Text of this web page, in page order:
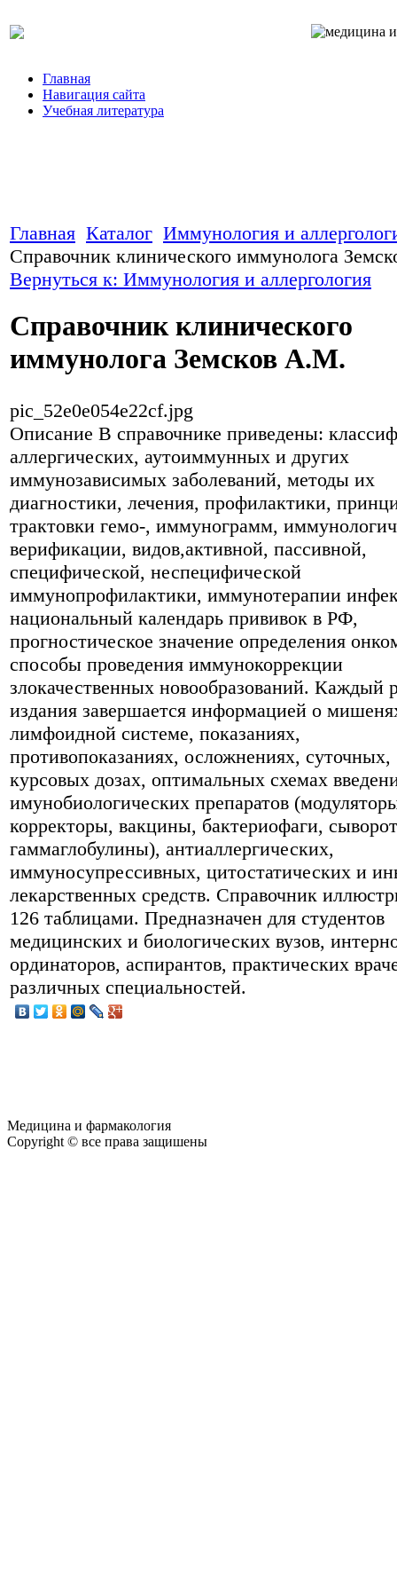
Главная
Навигация сайта
Учебная литература
Главная Каталог Иммунология и
Справочник клинического иммунолога
Вернуться к: Иммунология и аллергология
Справочник клинического
иммунолога Земсков А.М.
pic_52e0e054e22cf.jpg
Описание В справочнике приведены:
аллергических, аутоиммунных и других
иммунозависимых заболеваний, методы их
диагностики, лечения, профилактики,
трактовки гемо-, иммунограмм,
верификации, видов,активной, пассивной,
специфической, неспецифической
иммунопрофилактики, иммунотерапии
национальный календарь прививок в РФ,
прогностическое значение определения
способы проведения иммунокоррекции
злокачественных новообразований. Каждый
издания завершается информацией о
лимфоидной системе, показаниях,
противопоказаниях, осложнениях, суточных,
курсовых дозах, оптимальных схемах
имунобиологических препаратов
корректоры, вакцины, бактериофаги,
гаммаглобулины), антиаллергических,
иммуносупрессивных, цитостатических и
лекарственных средств. Справочник
126 таблицами. Предназначен для студентов
медицинских и биологических вузов,
ординаторов, аспирантов, практических
различных специальностей.
Медицина и фармакология
Copyright © все права защишены